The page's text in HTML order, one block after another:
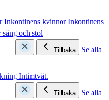
Inkontinens kvinnorInkontinens
säng och stol
Tillbaka
Se alla
Intimtvätt
Tillbaka
Se alla